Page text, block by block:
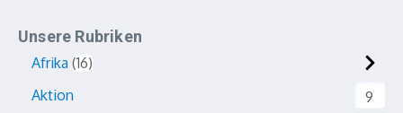
Unsere Rubriken
Afrika 16
Aktion
9